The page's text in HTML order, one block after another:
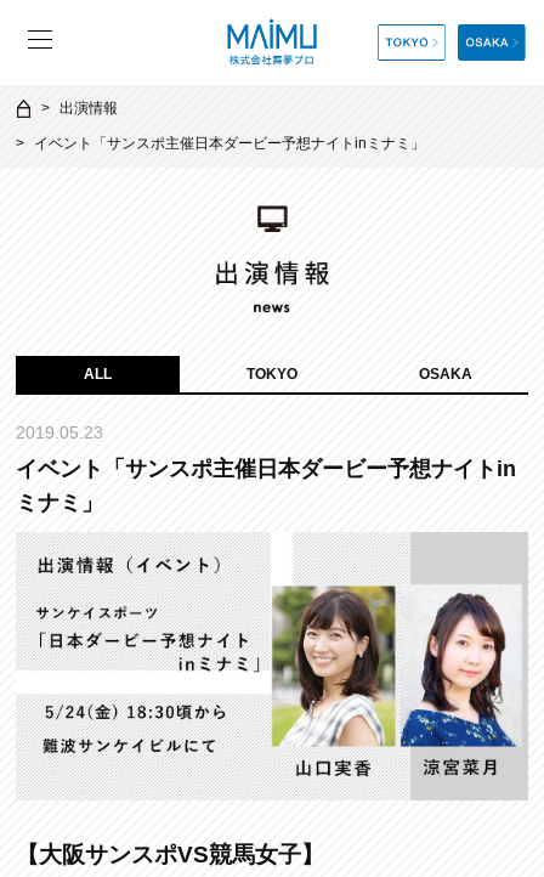
出演情報
イベント「サンスポ主催日本ダービー予想ナイトinミナミ」
ALL TOKYO OSAKA
2019.05.23
イベント「サンスポ主催日本ダービー予想ナイトin
ミナミ」
【大阪サンスポVS競馬女子】